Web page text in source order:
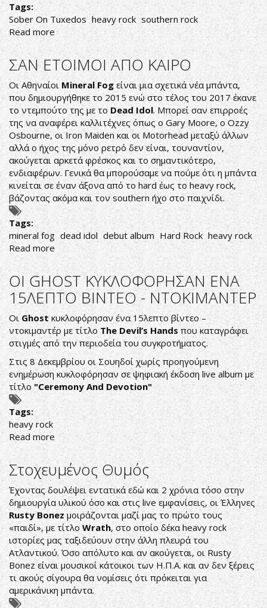
Tags:
Sober On Tuxedos heavy rock southern rock
Read moreabout
BEST
OF
...
SOBER
ON
TUXEDOS
ΣΕ
ΝΕΟ
ΒΙΝΤΕΟ!
ΣΑΝ ΕΤΟΙΜΟΙ ΑΠΟ ΚΑΙΡΟ
Οι ΑθηναίοιMineral Fog είναι μια σχετικά νέα μπάντα,
που δημιουργήθηκε το 2015 ενώ στο τέλος του 2017 έκανε
το ντεμπούτο της με το Dead Idol. Μπορεί σαν επιρροές
της να αναφέρει καλλιτέχνες όπως ο Gary Moore, ο Ozzy
Osbourne, οι Iron Maiden και οι Motorhead μεταξύ άλλων
αλλά ο ήχος της μόνο ρετρό δεν είναι, τουναντίον,
ακούγεται αρκετά φρέσκος και το σημαντικότερο,
ενδιαφέρων. Γενικά θα μπορούσαμε να πούμε ότι η μπάντα
κινείται σε έναν άξονα από το hard έως το heavy rock,
βάζοντας ακόμα και τον southern ήχο στο παιχνίδι.
Tags:
mineral fog dead idol debut album Hard Rock heavy rock
Read more about
ΣΑΝ
ΕΤΟΙΜΟΙ
ΑΠΟ
ΚΑΙΡΟ
ΟΙ GHOST ΚΥΚΛΟΦΟΡΗΣΑΝ ΕΝΑ
15ΛΕΠΤΟ ΒΙΝΤΕΟ - ΝΤΟΚΙΜΑΝΤΕΡ
Οι Ghost κυκλοφόρησαν ένα 15λεπτο βίντεο –
ντοκιμαντέρ με τίτλοThe Devil’s Handsπου καταγράφει
στιγμές από την περιοδεία του συγκροτήματος.
Στις 8 Δεκεμβρίου οι Σουηδοί χωρίς προηγούμενη
ενημέρωση κυκλοφόρησαν σε ψηφιακή έκδοση live album με
τίτλο "Ceremony And Devotion"
Tags:
heavy rock
Read more about
ΟΙ
GHOST
ΚΥΚΛΟΦΟΡΗΣΑΝ
ΕΝΑ
15ΛΕΠΤΟ
ΒΙΝΤΕΟ
-
ΝΤΟΚΙΜΑΝΤΕΡ
Στοχευμένος Θυμός
Έχοντας δουλέψει εντατικά εδώ και 2 χρόνια τόσο στην
δημιουργία υλικού όσο και στις live εμφανίσεις, οι Έλληνες
Rusty Bonezμοιράζονται μαζί μας το πρώτο τους
«παιδί», με τίτλο Wrath, στο οποίο δέκα heavy rock
ιστορίες μας ταξιδεύουν στην άλλη πλευρά του
Ατλαντικού. Όσο απόλυτο και αν ακούγεται, οι Rusty
Bonez είναι μουσικοί κάτοικοι των Η.Π.Α. και αν δεν ξέρεις
τι ακούς σίγουρα θα νομίσεις ότι πρόκειται για
αμερικάνικη μπάντα.